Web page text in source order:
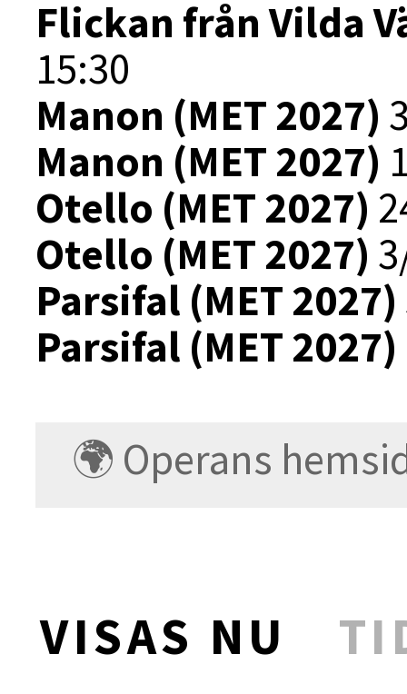
Flickan från Vilda
15:30
Manon (MET 2027)
Manon (MET 2027)
Otello (MET 2027)
Otello (MET 2027)
Parsifal (MET 2027)
Parsifal (MET 2027)
🌍 Operans
VISAS NU